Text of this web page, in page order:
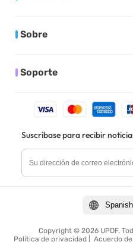
Sobre
Soporte
Suscríbase para recibir
Copyright © 2026 UPDF.
Política de privacidad
Acuerdo